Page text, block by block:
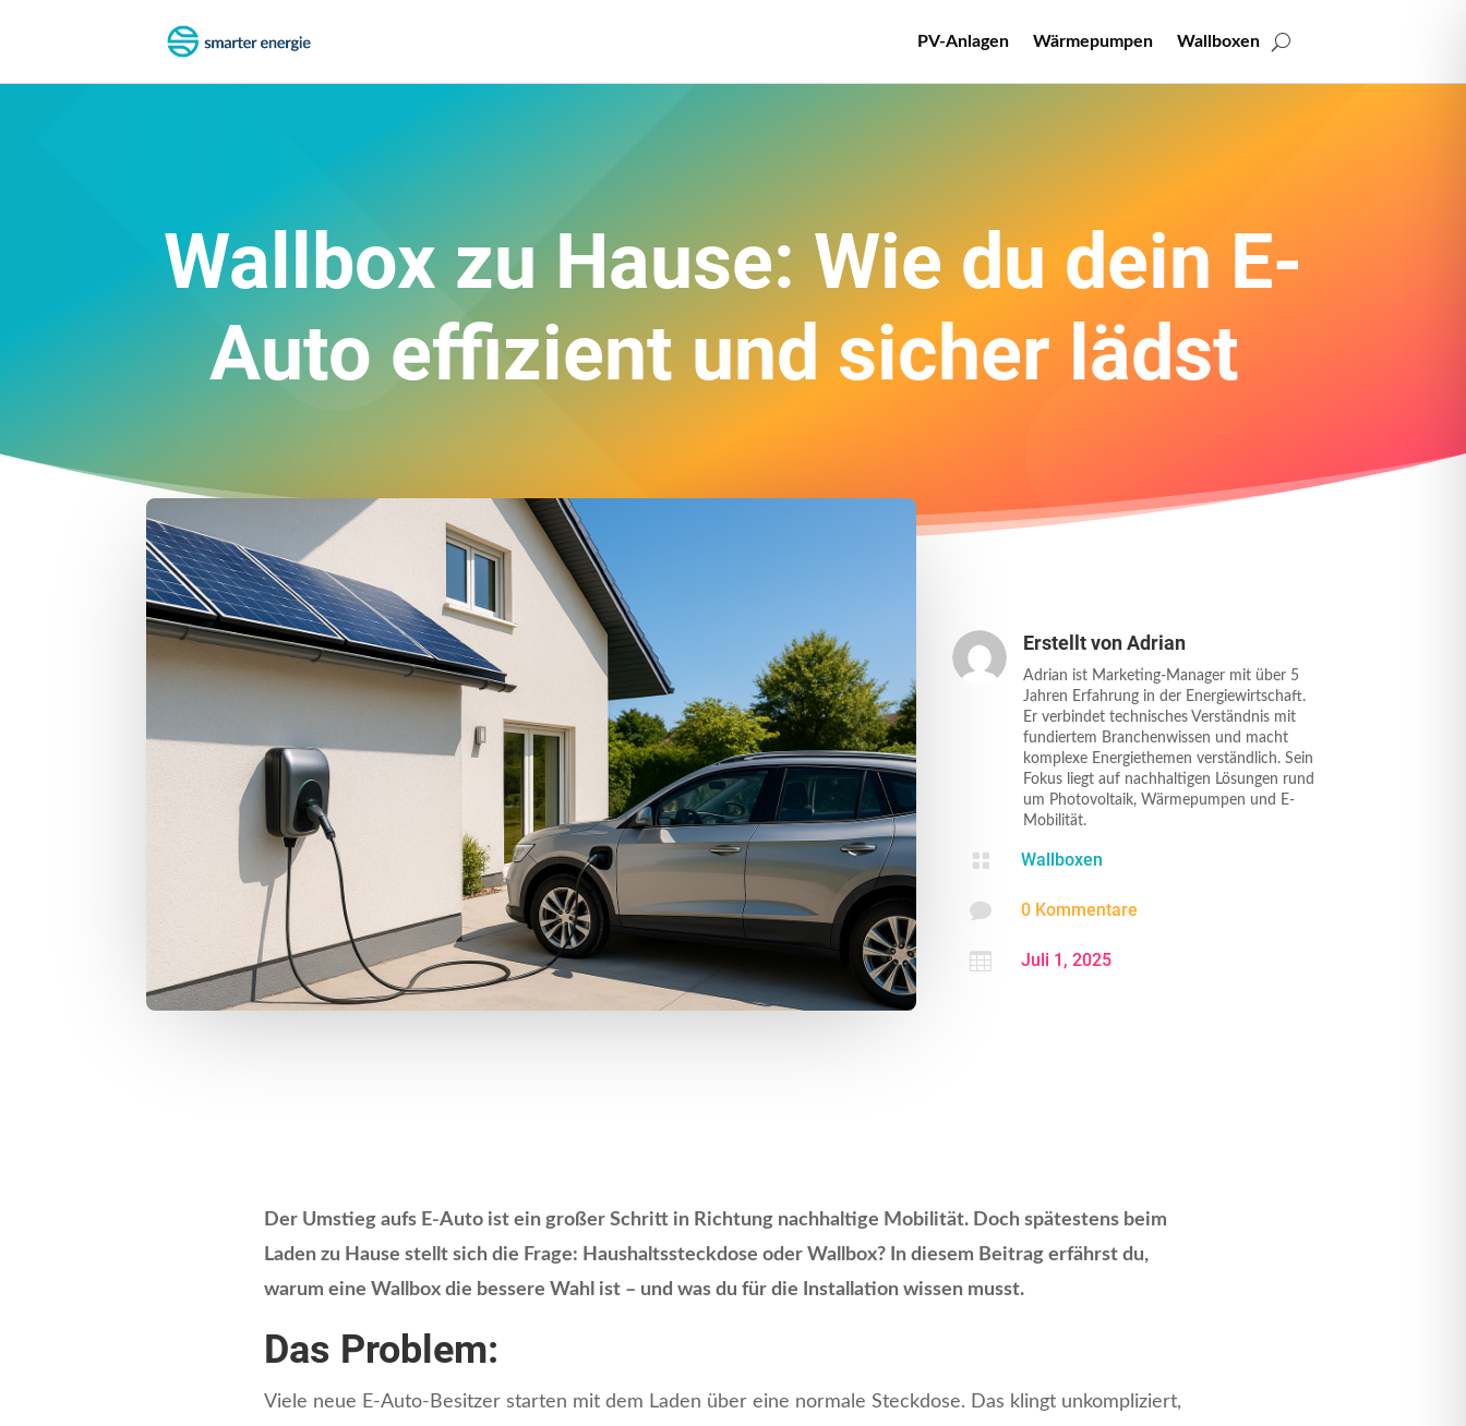
PV-Anlagen Wärmepumpen Wallboxen
Wallbox zu Hause: Wie du dein E-
Auto effizient und sicher lädst
Erstellt vonAdrian
Adrian ist Marketing-Manager mit über 5
Jahren Erfahrung in der Energiewirtschaft.
Er verbindet technisches Verständnis mit
fundiertem Branchenwissen und macht
komplexe Energiethemen verständlich. Sein
Fokus liegt auf nachhaltigen Lösungen rund
um Photovoltaik, Wärmepumpen und E-
Mobilität.
 Wallboxen
 0 Kommentare
 Juli 1, 2025
Der Umstieg aufs E-Auto ist ein großer Schritt in Richtung nachhaltige Mobilität. Doch spätestens beim
Laden zu Hause stellt sich die Frage: Haushaltssteckdose oder Wallbox? In diesem Beitrag erfährst du,
warum eine Wallbox die bessere Wahl ist – und was du für die Installation wissen musst.
Das Problem:
Viele neue E-Auto-Besitzer starten mit dem Laden über eine normale Steckdose. Das klingt unkompliziert,